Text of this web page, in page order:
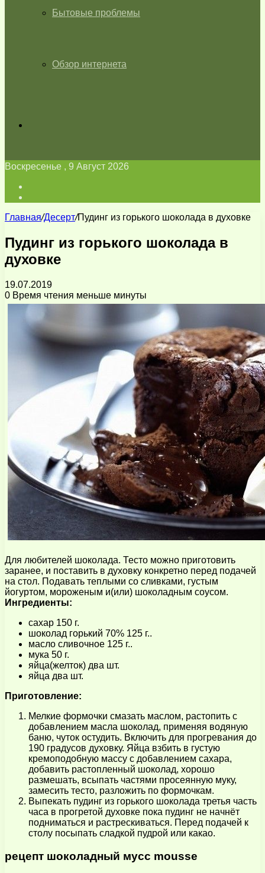
Бытовые проблемы
Обзор интернета
Воскресенье , 9 Август 2026
Главная/Десерт/Пудинг из горького шоколада в духовке
Пудинг из горького шоколада в
духовке
19.07.2019
0 Время чтения меньше минуты
Для любителей шоколада. Тесто можно приготовить
заранее, и поставить в духовку конкретно перед подачей
на стол. Подавать теплыми со сливками, густым
йогуртом, мороженым и(или) шоколадным соусом.
Ингредиенты:
сахар 150 г.
шоколад горький 70% 125 г..
масло сливочное 125 г..
мука 50 г.
яйца(желток) два шт.
яйца два шт.
Приготовление:
Мелкие формочки смазать маслом, растопить с
добавлением масла шоколад, применяя водяную
баню, чуток остудить. Включить для прогревания до
190 градусов духовку. Яйца взбить в густую
кремоподобную массу с добавлением сахара,
добавить растопленный шоколад, хорошо
размешать, всыпать частями просеянную муку,
замесить тесто, разложить по формочкам.
Выпекать пудинг из горького шоколада третья часть
часа в прогретой духовке пока пудинг не начнёт
подниматься и растрескиваться. Перед подачей к
столу посыпать сладкой пудрой или какао.
рецепт шоколадный мусс mousse